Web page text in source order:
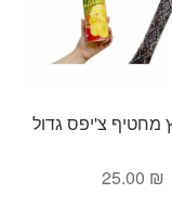
מחטיף צ'יפס גדול
25.00 ₪